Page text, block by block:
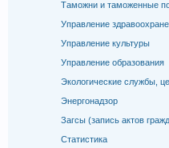
Таможни и таможенные
Управление
Управление культуры
Управление образования
Экологические службы,
Энергонадзор
Загсы (запись актов
Статистика